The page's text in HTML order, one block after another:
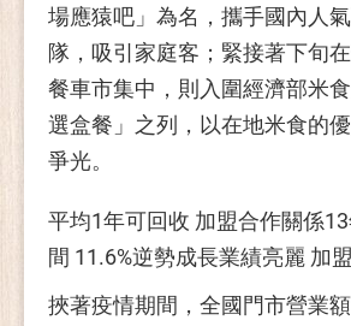
場應猿吧」為名，攜手國內人
隊，吸引家庭客；緊接著下旬
餐車市集中，則入圍經濟部米
選盒餐」之列，以在地米食的
爭光。
平均1年可回收 加盟合作關係
間 11.6%逆勢成長業績亮麗 加
挾著疫情期間，全國門市營業